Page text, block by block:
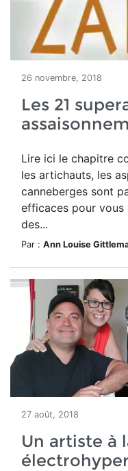
26 novembre, 2018
Les 21
Lire ici le chapitre
les artichauts, les
canneberges sont
efficaces pour
des...
Par : Ann Louise
27 août, 2018
Un artiste à